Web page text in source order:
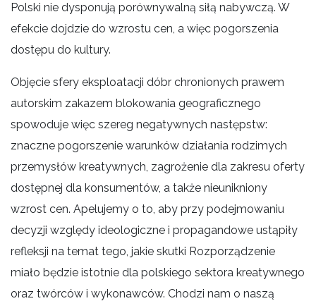
Polski nie dysponują porównywalną siłą nabywczą. W
efekcie dojdzie do wzrostu cen, a więc pogorszenia
dostępu do kultury.
Objęcie sfery eksploatacji dóbr chronionych prawem
autorskim zakazem blokowania geograficznego
spowoduje więc szereg negatywnych następstw:
znaczne pogorszenie warunków działania rodzimych
przemysłów kreatywnych, zagrożenie dla zakresu oferty
dostępnej dla konsumentów, a także nieunikniony
wzrost cen. Apelujemy o to, aby przy podejmowaniu
decyzji względy ideologiczne i propagandowe ustąpiły
refleksji na temat tego, jakie skutki Rozporządzenie
miało będzie istotnie dla polskiego sektora kreatywnego
oraz twórców i wykonawców. Chodzi nam o naszą